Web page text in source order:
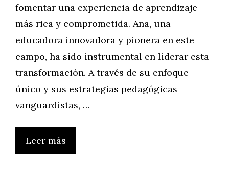
fomentar una experiencia de aprendizaje
más rica y comprometida. Ana, una
educadora innovadora y pionera en este
campo, ha sido instrumental en liderar esta
transformación. A través de su enfoque
único y sus estrategias pedagógicas
vanguardistas, …
Leer más